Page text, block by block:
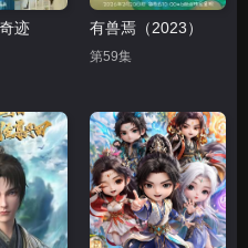
迹 有兽焉（2023）
第59集